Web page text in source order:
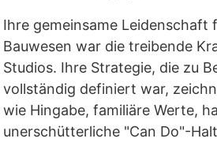
Ihre gemeinsame Leidenschaft
Bauwesen war die treibende
Studios. Ihre Strategie, die zu
vollständig definiert war,
wie Hingabe, familiäre Werte,
unerschütterliche "Can Do"-